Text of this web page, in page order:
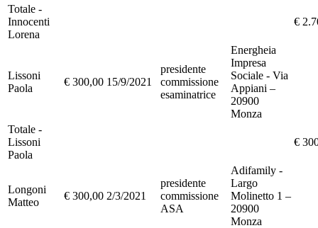
Totale -
Innocenti
Lorena
€
Lissoni
Paola
€ 300,00 15/9/2021
presidente
commissione
esaminatrice
Energheia
Impresa
Sociale - Via
Appiani –
20900
Monza
Totale -
Lissoni
Paola
€
Longoni
Matteo
€ 300,00 2/3/2021
presidente
commissione
ASA
Adifamily -
Largo
Molinetto 1 –
20900
Monza